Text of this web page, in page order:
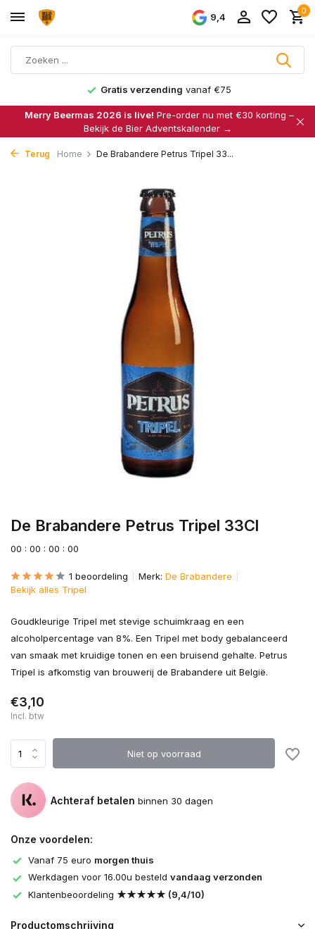
9,4
0
Gratis verzending vanaf €75
Merry Beermas 2026 is live! Pre-order nu met €30 korting –
Bekijk de Bier Adventskalender →
Terug Home De Brabandere Petrus Tripel 33...
De Brabandere Petrus Tripel 33Cl
00 : 00 : 00 : 00
1 beoordeling Merk: De Brabandere
Bekijk alles Tripel
Goudkleurige Tripel met stevige schuimkraag en een
alcoholpercentage van 8%. Een Tripel met body gebalanceerd
van smaak met kruidige tonen en een bruisend gehalte. Petrus
Tripel is afkomstig van brouwerij de Brabandere uit België.
€3,10
Incl. btw
Niet op voorraad
Achteraf betalen binnen 30 dagen
Onze voordelen:
Vanaf 75 euro morgen thuis
Werkdagen voor 16.00u besteld vandaag verzonden
Klantenbeoordeling ★★★★★ (9,4/10)
Productomschrijving